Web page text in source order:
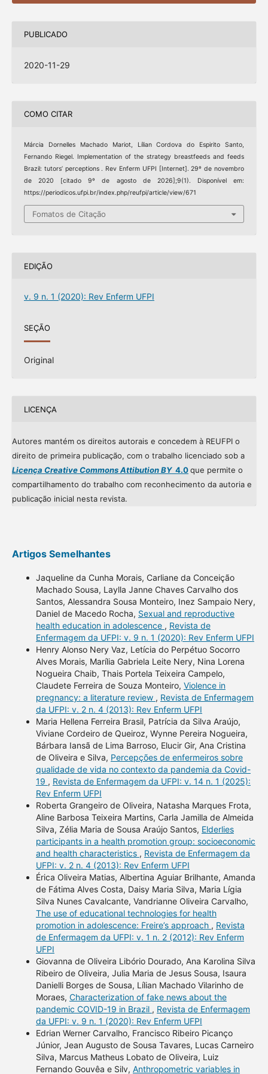
PUBLICADO
2020-11-29
COMO CITAR
Márcia Dornelles Machado Mariot, Lílian Cordova do Espirito Santo,
Fernando Riegel. Implementation of the strategy breastfeeds and feeds
Brazil: tutors’ perceptions . Rev Enferm UFPI [Internet]. 29º de novembro
de 2020 [citado 9º de agosto de 2026];9(1). Disponível em:
https://periodicos.ufpi.br/index.php/reufpi/article/view/671
Fomatos de Citação
EDIÇÃO
v. 9 n. 1 (2020): Rev Enferm UFPI
SEÇÃO
Original
LICENÇA
Autores mantém os direitos autorais e concedem à REUFPI o
direito de primeira publicação, com o trabalho licenciado sob a
Licença Creative Commons Attibution BY4.0que permite o
compartilhamento do trabalho com reconhecimento da autoria e
publicação inicial nesta revista.
Artigos Semelhantes
Jaqueline da Cunha Morais, Carliane da Conceição
Machado Sousa, Laylla Janne Chaves Carvalho dos
Santos, Alessandra Sousa Monteiro, Inez Sampaio Nery,
Daniel de Macedo Rocha, Sexual and reproductive
health education in adolescence , Revista de
Enfermagem da UFPI: v. 9 n. 1 (2020): Rev Enferm UFPI
Henry Alonso Nery Vaz, Letícia do Perpétuo Socorro
Alves Morais, Marília Gabriela Leite Nery, Nina Lorena
Nogueira Chaib, Thais Portela Teixeira Campelo,
Claudete Ferreira de Souza Monteiro, Violence in
pregnancy: a literature review , Revista de Enfermagem
da UFPI: v. 2 n. 4 (2013): Rev Enferm UFPI
Maria Hellena Ferreira Brasil, Patrícia da Silva Araújo,
Viviane Cordeiro de Queiroz, Wynne Pereira Nogueira,
Bárbara Iansã de Lima Barroso, Elucir Gir, Ana Cristina
de Oliveira e Silva, Percepções de enfermeiros sobre
qualidade de vida no contexto da pandemia da Covid-
19 , Revista de Enfermagem da UFPI: v. 14 n. 1 (2025):
Rev Enferm UFPI
Roberta Grangeiro de Oliveira, Natasha Marques Frota,
Aline Barbosa Teixeira Martins, Carla Jamilla de Almeida
Silva, Zélia Maria de Sousa Araújo Santos, Elderlies
participants in a health promotion group: socioeconomic
and health characteristics , Revista de Enfermagem da
UFPI: v. 2 n. 4 (2013): Rev Enferm UFPI
Érica Oliveira Matias, Albertina Aguiar Brilhante, Amanda
de Fátima Alves Costa, Daisy Maria Silva, Maria Lígia
Silva Nunes Cavalcante, Vandrianne Oliveira Carvalho,
The use of educational technologies for health
promotion in adolescence: Freire’s approach , Revista
de Enfermagem da UFPI: v. 1 n. 2 (2012): Rev Enferm
UFPI
Giovanna de Oliveira Libório Dourado, Ana Karolina Silva
Ribeiro de Oliveira, Julia Maria de Jesus Sousa, Isaura
Danielli Borges de Sousa, Lílian Machado Vilarinho de
Moraes, Characterization of fake news about the
pandemic COVID-19 in Brazil , Revista de Enfermagem
da UFPI: v. 9 n. 1 (2020): Rev Enferm UFPI
Edrian Werner Carvalho, Francisco Ribeiro Picanço
Júnior, Jean Augusto de Sousa Tavares, Lucas Carneiro
Silva, Marcus Matheus Lobato de Oliveira, Luiz
Fernando Gouvêa e Silv, Anthropometric variables in